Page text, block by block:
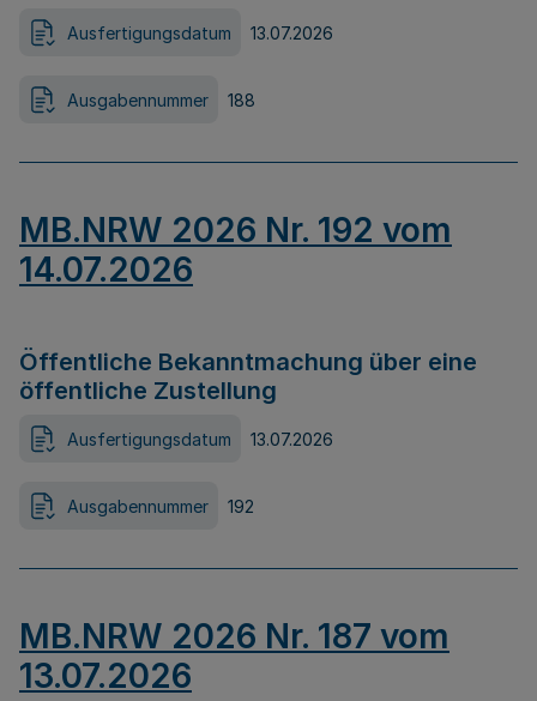
Ausfertigungsdatum 13.07.2026
Ausgabennummer 188
MB.NRW 2026 Nr. 192 vom
14.07.2026
Öffentliche Bekanntmachung über eine
öffentliche Zustellung
Ausfertigungsdatum 13.07.2026
Ausgabennummer 192
MB.NRW 2026 Nr. 187 vom
13.07.2026